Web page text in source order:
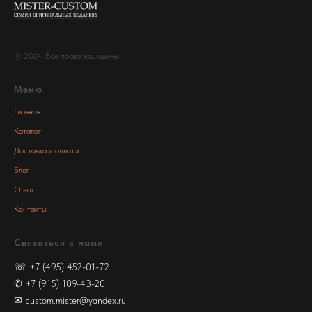
© 2024. Все права защищены
Меню
Главная
Каталог
Доставка и оплата
Блог
О нас
Контакты
Связаться с нами
☏ +7 (495) 452-01-72
✆ +7 (915) 109-43-20
✉ custom.mister@yandex.ru